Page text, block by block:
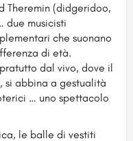
Theremin (didgeridoo,
due musicisti
che suonano
di età.
dal vivo, dove il
si abbina a gestualità
… uno spettacolo
le balle di vestiti